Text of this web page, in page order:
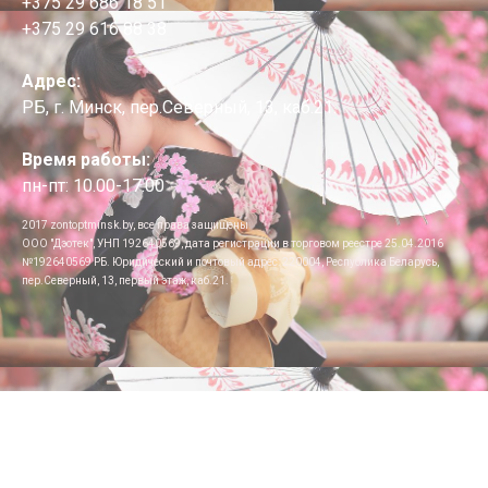
+375 29 616 88 38
Адрес:
РБ, г. Минск, пер.Северный, 13, каб.21.
Время работы:
пн-пт: 10.00-17.00
2017 zontoptminsk.by, все права защищены
ООО "Дэотек", УНП 192640569, дата регистрации в торговом реестре 25.04.2016
№192640569 РБ. Юридический и почтовый адрес: 220004, Республика Беларусь,
пер.Северный, 13, первый этаж, каб.21.